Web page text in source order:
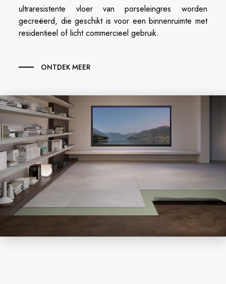
ultraresistente vloer van porseleingres worden
gecreëerd, die geschikt is voor een binnenruimte met
residentieel of licht commercieel gebruik.
ONTDEK MEER